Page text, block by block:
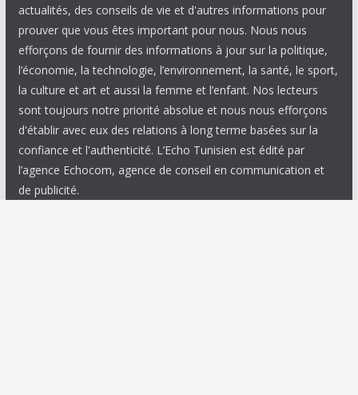
actualités, des conseils de vie et d'autres informations pour
prouver que vous êtes important pour nous. Nous nous
efforçons de fournir des informations à jour sur la politique,
l’économie, la technologie, l’environnement, la santé, le sport,
la culture et art et aussi la femme et l’enfant. Nos lecteurs
sont toujours notre priorité absolue et nous nous efforçons
d'établir avec eux des relations à long terme basées sur la
confiance et l'authenticité. L’Echo Tunisien est édité par
l’agence Echocom, agence de conseil en communication et
de publicité.